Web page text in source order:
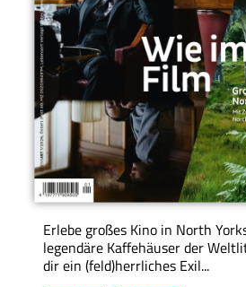
Erlebe großes Kino in North
legendäre Kaffehäuser der
dir ein (feld)herrliches Exil...